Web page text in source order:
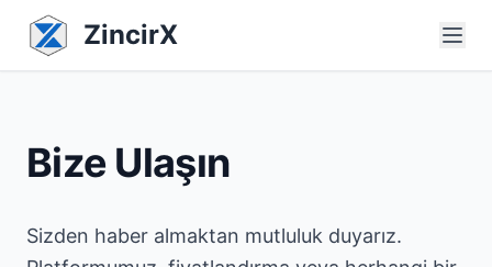
ZincirX
Bize Ulaşın
Sizden haber almaktan mutluluk duyarız.